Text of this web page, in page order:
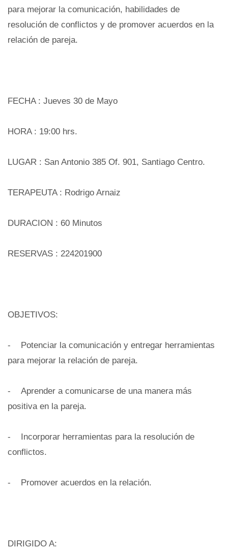
para mejorar la comunicación, habilidades de
resolución de conflictos y de promover acuerdos en la
relación de pareja.
FECHA : Jueves 30 de Mayo
HORA : 19:00 hrs.
LUGAR : San Antonio 385 Of. 901, Santiago Centro.
TERAPEUTA : Rodrigo Arnaiz
DURACION : 60 Minutos
RESERVAS : 224201900
OBJETIVOS:
- Potenciar la comunicación y entregar herramientas
para mejorar la relación de pareja.
- Aprender a comunicarse de una manera más
positiva en la pareja.
- Incorporar herramientas para la resolución de
conflictos.
- Promover acuerdos en la relación.
DIRIGIDO A: